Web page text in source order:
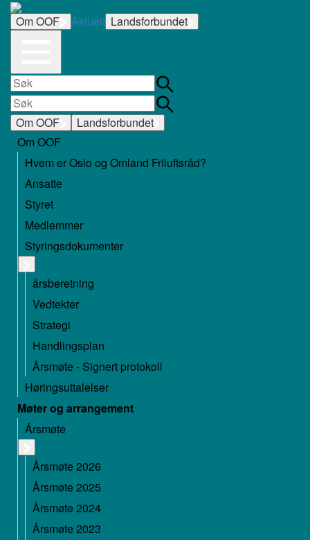
Om OOF Aktuelt Landsforbundet
Om OOF
Landsforbundet
Om OOF
Hvem er Oslo og Omland Friluftsråd?
Ansatte
Styret
Medlemmer
Styringsdokumenter
årsberetning
Vedtekter
Strategi
Handlingsplan
Årsmøte - Signert protokoll
Høringsuttalelser
Møter og arrangement
Årsmøte
Årsmøte 2026
Årsmøte 2025
Årsmøte 2024
Årsmøte 2023